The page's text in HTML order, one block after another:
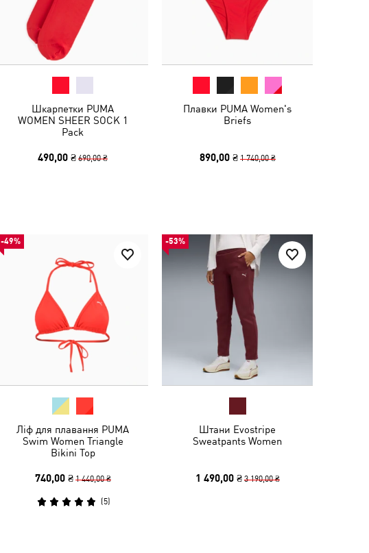
Шкарпетки PUMA
WOMEN SHEER SOCK 1
Pack
490,00 ₴690,00 ₴
Плавки PUMA Women's
Briefs
890,00 ₴ 1 740,00 ₴
-49%
Ліф для плавання PUMA
Swim Women Triangle
Bikini Top
740,00 ₴ 1 440,00 ₴
(5)
-53%
Штани Evostripe
Sweatpants Women
1 490,00 ₴ 3 190,00 ₴